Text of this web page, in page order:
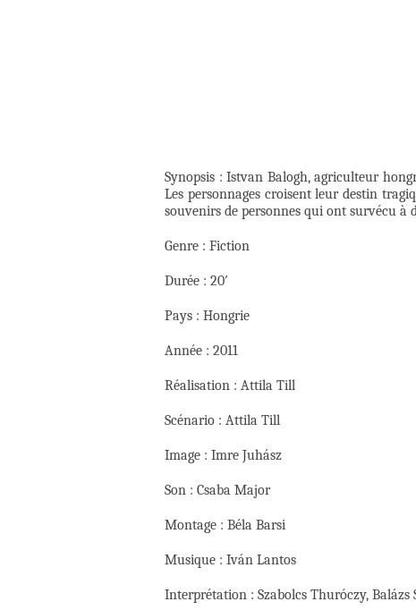
Synopsis : Istvan Balogh, agriculteur
Les personnages croisent leur destin
souvenirs de personnes qui ont survécu à
Genre : Fiction
Durée : 20′
Pays : Hongrie
Année : 2011
Réalisation : Attila Till
Scénario : Attila Till
Image : Imre Juhász
Son : Csaba Major
Montage : Béla Barsi
Musique : Iván Lantos
Interprétation : Szabolcs Thuróczy, Balázs